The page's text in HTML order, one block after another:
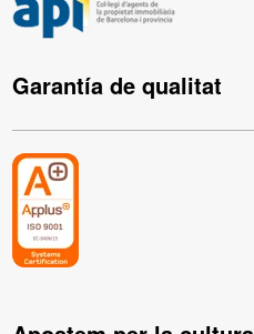
Garantía de qualitat